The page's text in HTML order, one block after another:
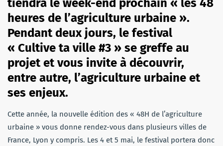
tiendra le week-end prochain « les 48
heures de l’agriculture urbaine ».
Pendant deux jours, le festival
« Cultive ta ville #3 » se greffe au
projet et vous invite à découvrir,
entre autre, l’agriculture urbaine et
ses enjeux.
Cette année, la nouvelle édition des « 48H de l’agriculture
urbaine » vous donne rendez-vous dans plusieurs villes de
France, Lyon y compris. Les 4 et 5 mai, le festival portera donc